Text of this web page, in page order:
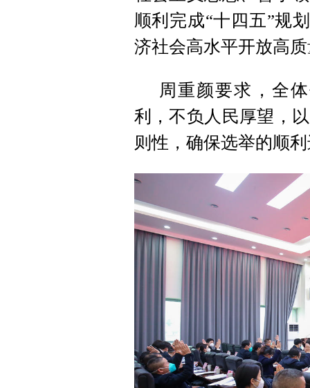
顺利完成“十四五”规
济社会高水平开放高
周重颜要求，全
利，不负人民厚望，
则性，确保选举的顺